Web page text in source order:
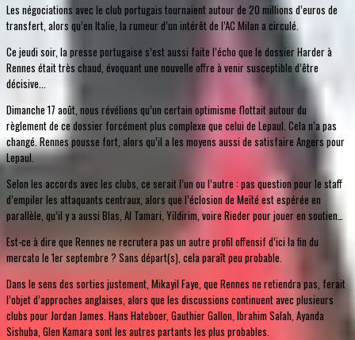
Les négociations avec le club portugais tournaient autour de 20 millions d’euros de
transfert, alors qu’en Italie, la rumeur d’un intérêt de l’AC Milan a circulé.
Ce jeudi soir, la presse portugaise s’est aussi faite l’écho que le dossier Harder à
Rennes était très chaud, évoquant une nouvelle offre à venir susceptible d’être
décisive...
Dimanche 17 août, nous révélions qu’un certain optimisme flottait autour du
règlement de ce dossier forcément plus complexe que celui de Lepaul. Cela n’a pas
changé. Rennes pousse fort, alors qu’il a les moyens aussi de satisfaire Angers pour
Lepaul.
Selon les accords avec les clubs, ce serait l’un ou l’autre : pas question pour le staff
d’empiler les attaquants centraux, alors que l’éclosion de Meïté est espérée en
parallèle, qu’il y a aussi Blas, Al Tamari, Yildirim, voire Rieder pour jouer en soutien…
Est-ce à dire que Rennes ne recrutera pas un autre profil offensif d’ici la fin du
mercato le 1er septembre ? Sans départ(s), cela paraît peu probable.
Dans le sens des sorties justement, Mikayil Faye, que Rennes ne retiendra pas, ferait
l’objet d’approches anglaises, alors que les discussions continuent avec plusieurs
clubs pour Jordan James. Hans Hateboer, Gauthier Gallon, Ibrahim Salah, Ayanda
Sishuba, Glen Kamara sont les autres partants les plus probables.